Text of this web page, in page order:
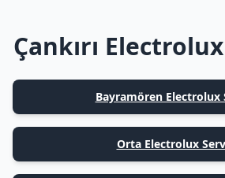
Çankırı
Bayramören Electrolux
Orta Electrolux